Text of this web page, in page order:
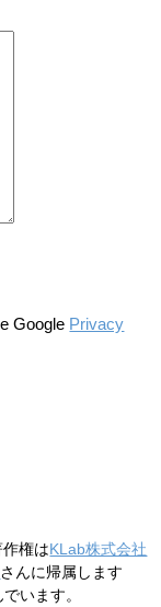
Google Privacy
権はKLab株式会社
さんに帰属します
います。